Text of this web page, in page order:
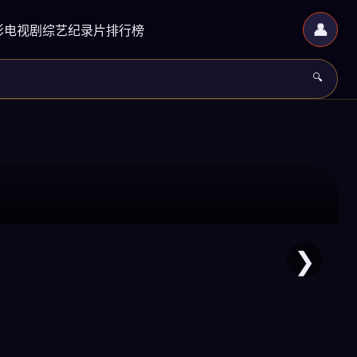
电视剧综艺纪录片排行榜 👤
🔍
❯